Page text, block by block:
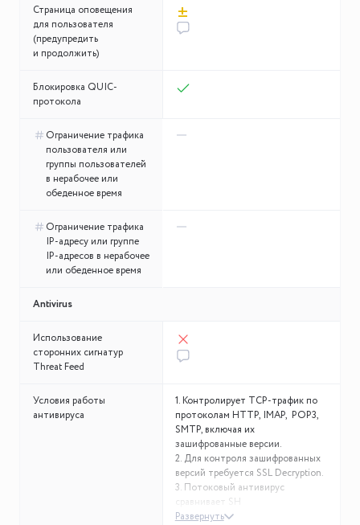
Страница оповещения
для пользователя
(предупредить
и продолжить)
±
Блокировка QUIC-
протокола
Ограничение трафика
пользователя или
группы пользователей
в нерабочее или
обеденное время
Ограничение трафика
IP-адресу или группе
IP-адресов в нерабочее
или обеденное время
Antivirus
Использование
сторонних сигнатур
Threat Feed
Условия работы
антивируса
1. Контролирует TCP-трафик по
протоколам HTTP, IMAP, POP3,
SMTP, включая их
зашифрованные версии.
2. Для контроля зашифрованных
версий требуется SSL Decryption.
3. Потоковый антивирус
сравнивает SH
Развернуть